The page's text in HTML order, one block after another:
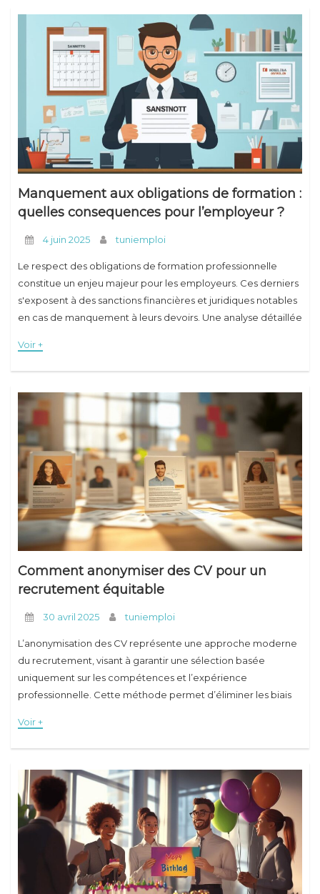
Manquement aux obligations de formation :
quelles consequences pour l’employeur ?
4 juin 2025 tuniemploi
Le respect des obligations de formation professionnelle
constitue un enjeu majeur pour les employeurs. Ces derniers
s'exposent à des sanctions financières et juridiques notables
en cas de manquement à leurs devoirs. Une analyse détaillée
Voir +
Comment anonymiser des CV pour un
recrutement équitable
30 avril 2025 tuniemploi
L’anonymisation des CV représente une approche moderne
du recrutement, visant à garantir une sélection basée
uniquement sur les compétences et l’expérience
professionnelle. Cette méthode permet d’éliminer les biais
candidats. Les éléments
Voir +